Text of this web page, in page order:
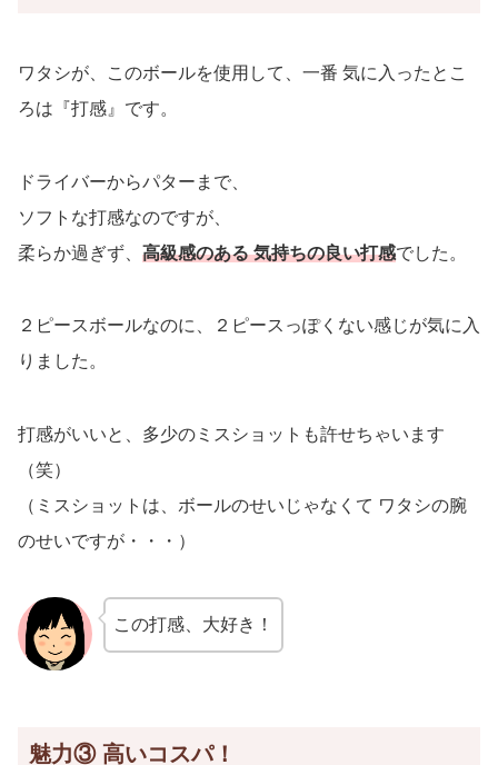
ワタシが、このボールを使用して、一番 気に入ったとこ
ろは『打感』です。
ドライバーからパターまで、
ソフトな打感なのですが、
柔らか過ぎず、 高級感のある 気持ちの良い打感でした。
２ピースボールなのに、２ピースっぽくない感じが気に入
りました。
打感がいいと、多少のミスショットも許せちゃいます
（笑）
（ミスショットは、ボールのせいじゃなくて ワタシの腕
のせいですが・・・）
この打感、大好き！
魅力③ 高いコスパ！